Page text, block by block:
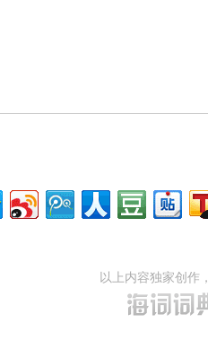
的相关资料：
以上内容独家创作